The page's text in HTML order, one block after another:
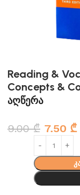
Reading &
Concepts &
აღწერა
9.00₾ 7.50 ₾